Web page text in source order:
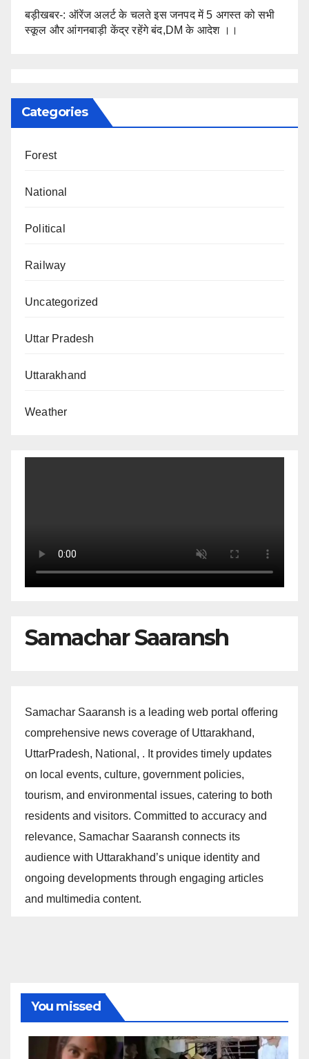
बड़ीखबर-: ऑरेंज अलर्ट के चलते इस जनपद में 5 अगस्त को सभी
स्कूल और आंगनबाड़ी केंद्र रहेंगे बंद,DM के आदेश ।।
Categories
Forest
National
Political
Railway
Uncategorized
Uttar Pradesh
Uttarakhand
Weather
Samachar Saaransh
Samachar Saaransh is a leading web portal offering
comprehensive news coverage of Uttarakhand,
UttarPradesh, National, . It provides timely updates
on local events, culture, government policies,
tourism, and environmental issues, catering to both
residents and visitors. Committed to accuracy and
relevance, Samachar Saaransh connects its
audience with Uttarakhand’s unique identity and
ongoing developments through engaging articles
and multimedia content.
You missed